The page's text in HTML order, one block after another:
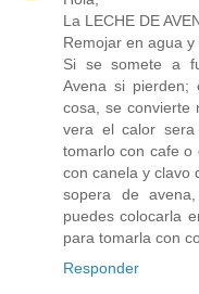
La LECHE DE
Remojar en agua
Si se somete a
Avena si pierden;
cosa, se convierte
vera el calor
tomarlo con cafe o
con canela y clavo
sopera de
puedes colocarla
para tomarla con
Responder